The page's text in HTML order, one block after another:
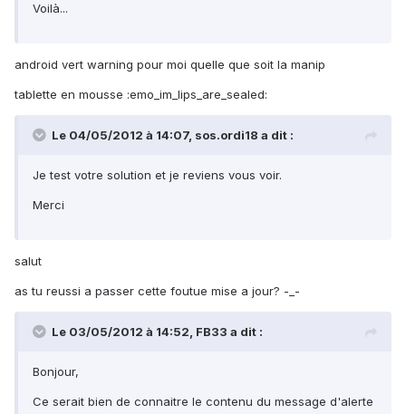
Voilà...
android vert warning pour moi quelle que soit la manip
tablette en mousse :emo_im_lips_are_sealed:
Le 04/05/2012 à 14:07, sos.ordi18 a dit :
Je test votre solution et je reviens vous voir.
Merci
salut
as tu reussi a passer cette foutue mise a jour? -_-
Le 03/05/2012 à 14:52, FB33 a dit :
Bonjour,
Ce serait bien de connaitre le contenu du message d'alerte